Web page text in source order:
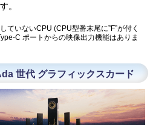
。
いないCPU (CPU型番末尾に”F”が付く
C ポートからの映像出力機能はありま
世代 グラフィックスカード